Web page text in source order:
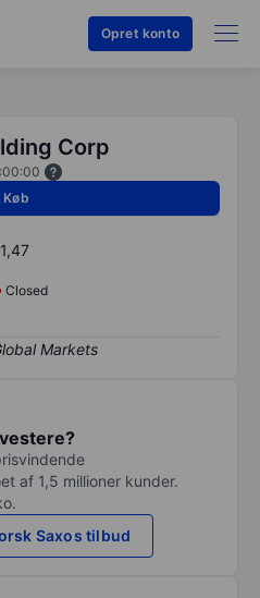
Opret konto
Corp
Køb
Closed
af 1,5 millioner kunder.
Saxos tilbud